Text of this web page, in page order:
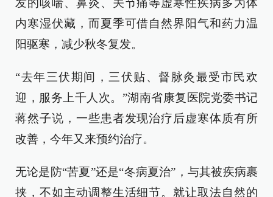
发的咳喘、鼻炎、关节痛等虚寒性疾病多为体
内寒湿伏藏，而夏季可借自然界阳气和药力温
阳驱寒，减少秋冬复发。
“去年三伏期间，三伏贴、督脉灸最受市民欢
迎，服务上千人次。”湖南省康复医院党委书记
蒋然子说，一些患者发现治疗后虚寒体质有所
改善，今年又来预约治疗。
无论是防“苦夏”还是“冬病夏治”，与其被疾病裹
挟，不如主动调整生活细节。就让取法自然的